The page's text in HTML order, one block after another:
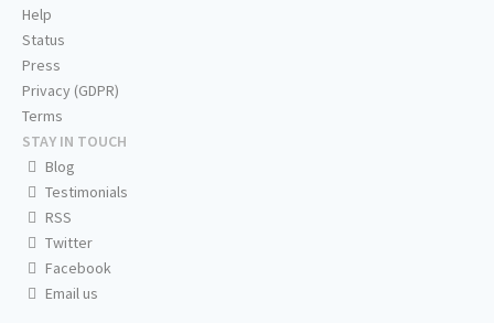
Help
Status
Press
Privacy (GDPR)
Terms
STAY IN TOUCH
Blog
Testimonials
RSS
Twitter
Facebook
Email us